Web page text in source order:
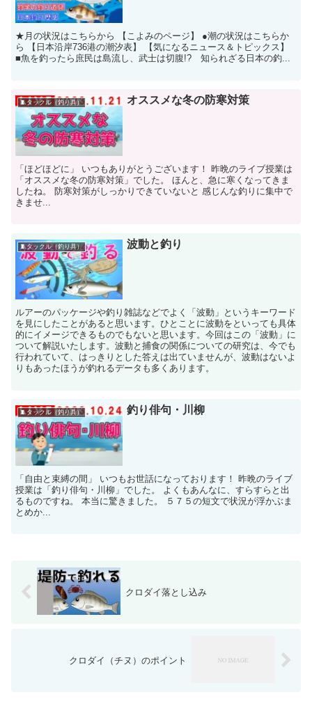
★月の状況はこちらから 【こよみのページ】 ●潮の状況はこちらか
ら 【日本沿岸736港の潮汐表】 【気になるニュース＆トピックス】
■魚を釣ったら庶民は島流し、武士は切腹!? 知られざる日本の釣...
🧵タックル（釣り具） オススメな冬の防寒対策
「ほどほどに」 いつもありがとうございます！ 昨晩のライブ授業は
「オススメな冬の防寒対策」でした。 ほんと、急に寒くなってきま
したね。 防寒対策がしっかりできていないと 感じんな釣りに集中で
きませ...
🧵タックル（釣り具） 波動と釣り
ルアーのパッケージや釣り雑誌などでよく「波動」というキーワード
を見にしたことがあると思います。ひとことに波動をといっても具体
的にイメージできるものでもないと思います。今回はこの「波動」に
ついて解説いたします。波動と捕食の関係についての研究は、今でも
行われていて、はっきりとした答えは出ていませんが、波動はないよ
りもあったほうが釣れるデータも多くあります。
🧵タックル（釣り具） 釣り俳句・川柳
「自由と束縛の間」 いつもお世話になっております！ 昨晩のライブ
授業は「釣り俳句・川柳」でした。 よくもあんなに、すらすらと出
るものですね。 本当に驚きました。 ５７５の短文で状況が浮かぶま
とめか...
クロダイ落とし込み
クロダイ（チヌ）のポイント